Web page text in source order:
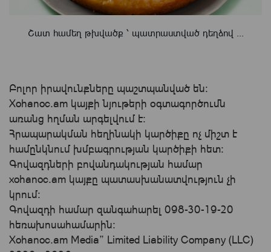
Շատ համեղ թխվածք ՝ պատրաստված դեղձով ...
Բոլոր իրավունքները պաշտպանված են:
Xohanoc.am կայքի նյութերի օգտագործումն
առանց հղման արգելվում է:
Հրապարակման հեղինակի կարծիքը ոչ միշտ է
համընկնում խմբագրության կարծիքի հետ:
Գովազդների բովանդակության համար
xohanoc.am կայքը պատասխանատվություն չի
կրում։
Գովազդի համար զանգահարել 098-30-19-20
հեռախոսահամարին:
Xohanoc.am Media” Limited Liability Company (LLC)